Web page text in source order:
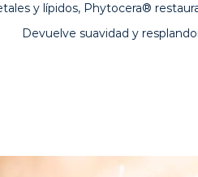
y lípidos, Phytocera®
Devuelve suavidad y